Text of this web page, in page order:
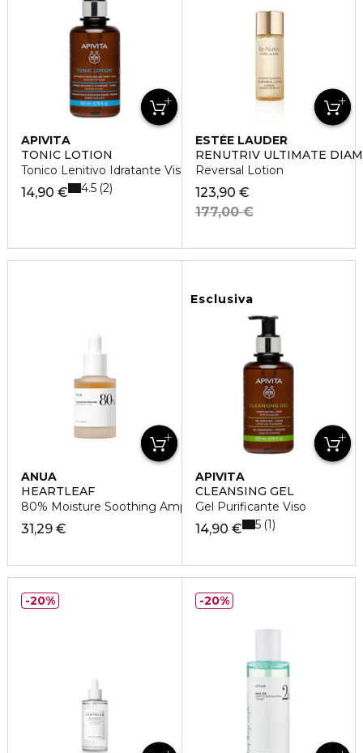
APIVITA
TONIC LOTION
Tonico Lenitivo Idratante Viso
14,90 € 4.5 2
ESTÉE LAUDER
RENUTRIV ULTIMATE
Reversal Lotion
123,90 €
177,00 €
ANUA
HEARTLEAF
80% Moisture Soothing Ampoule
31,29 €
Esclusiva
APIVITA
CLEANSING GEL
Gel Purificante Viso
14,90 € 5 1
20% 20%